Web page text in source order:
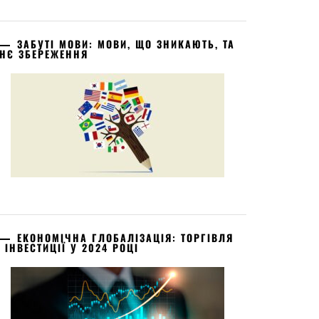
ЗАБУТІ МОВИ: МОВИ, ЩО ЗНИКАЮТЬ, ТА
ЗБЕРЕЖЕННЯ
ЕКОНОМІЧНА ГЛОБАЛІЗАЦІЯ: ТОРГІВЛЯ
ІНВЕСТИЦІЇ У 2024 РОЦІ